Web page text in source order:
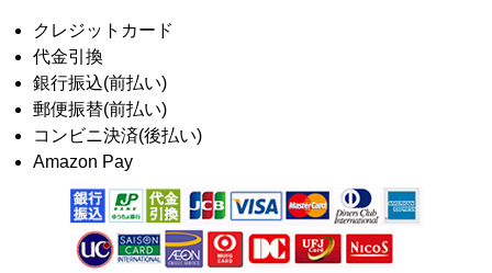
クレジットカード
代金引換
銀行振込(前払い)
郵便振替(前払い)
コンビニ決済(後払い)
Amazon Pay